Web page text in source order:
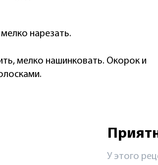
нарезать.
мелко нашинковать. Окорок и
У этого